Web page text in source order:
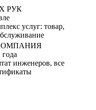
РУК
услуг: товар,
года
инженеров, все